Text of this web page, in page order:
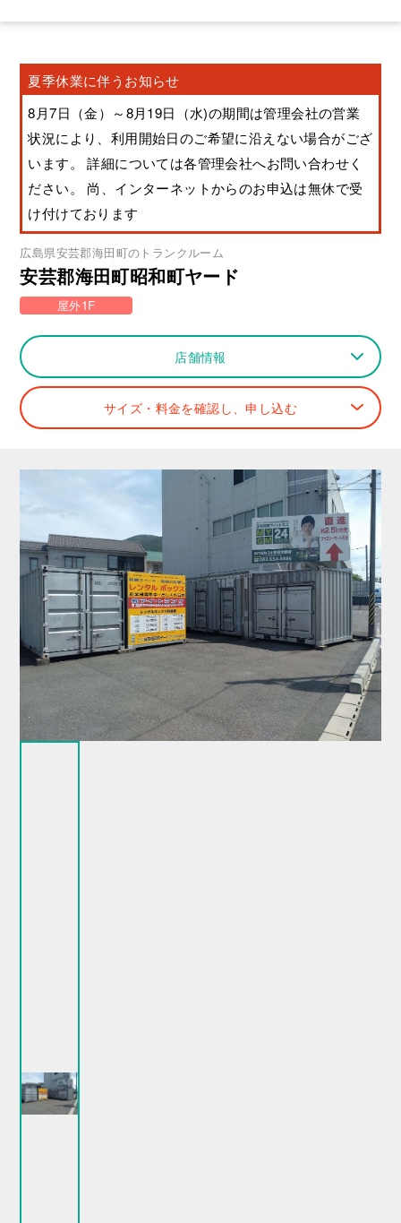
夏季休業に伴うお知らせ
8月7日（金）～8月19日（水)の期間は管理会社の営業
状況により、利用開始日のご希望に沿えない場合がござ
います。 詳細については各管理会社へお問い合わせく
ださい。 尚、インターネットからのお申込は無休で受
け付けております
広島県安芸郡海田町のトランクルーム
安芸郡海田町昭和町ヤード
屋外1F
店舗情報
サイズ・料金を確認し、申し込む